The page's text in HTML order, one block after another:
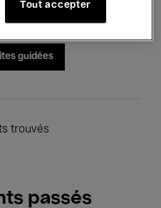
guidées
trouvés
passés
Tout accepter